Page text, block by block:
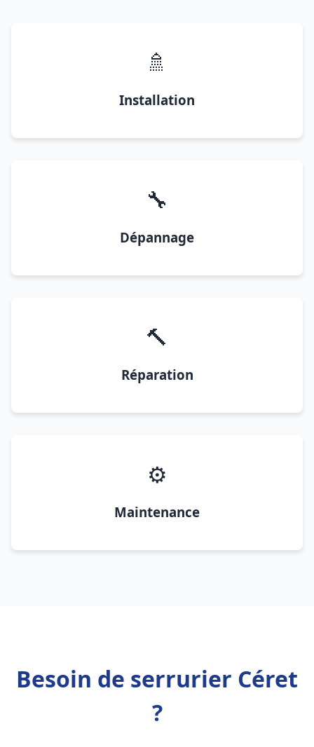
🚿
Installation
🔧
Dépannage
🔨
Réparation
⚙️
Maintenance
Besoin de serrurier Céret
?